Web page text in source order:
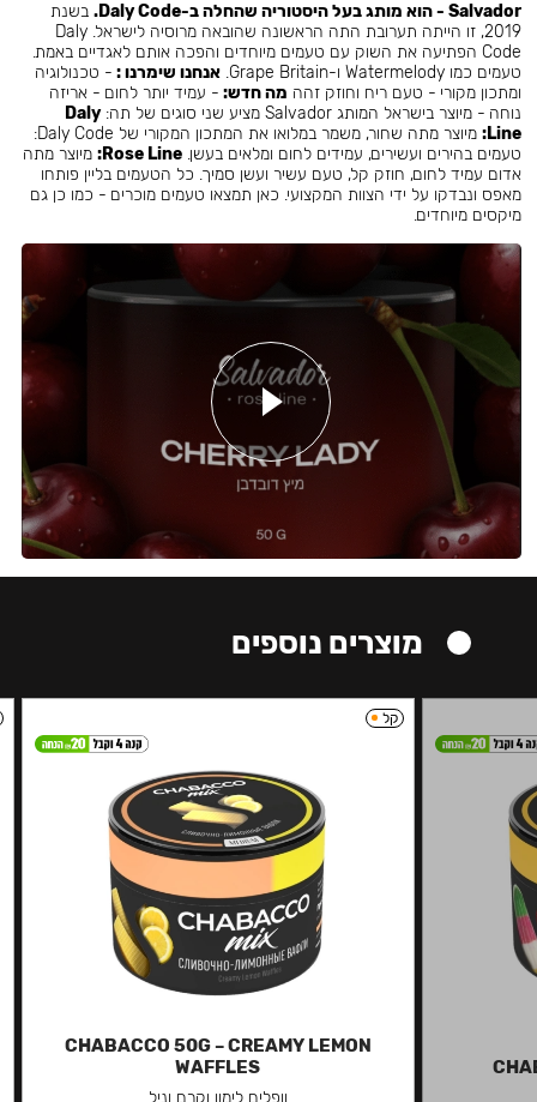
Salvador - הוא מותג בעל היסטוריה שהחלה ב-Daly Code.
בשנת
2019, זו הייתה תערובת התה הראשונה שהובאה מרוסיה לישראל. Daly
Code הפתיעה את השוק עם טעמים מיוחדים והפכה אותם לאגדיים באמת.
טעמים כמו Watermelody ו-Grape Britain.
אנחנו שימרנו : - טכנולוגיה
ומתכון מקורי - טעם ריח וחוזק זהה מה חדש: - עמיד יותר לחום - אריזה
נוחה - מיוצר בישראל המותג Salvador מציע שני סוגים של תה:
Daly
Line:
מיוצר מתה שחור, משמר במלואו את המתכון המקורי של Daly Code:
טעמים בהירים ועשירים, עמידים לחום ומלאים בעשן.Rose Line: מיוצר מתה
אדום עמיד לחום, חוזק קל, טעם עשיר ועשן סמיך. כל הטעמים בליין פותחו
מאפס ונבדקו על ידי הצוות המקצועי. כאן תמצאו טעמים מוכרים - כמו כן גם
מיקסים מיוחדים.
מוצרים נוספים
קל
CHABACCO 50G – CREAMY LEMON
WAFFLES
וופלים לימון וקרם וניל